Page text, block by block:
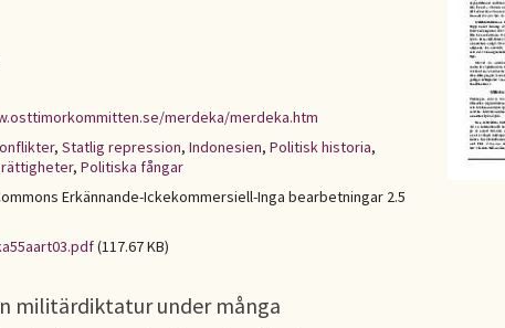
merdeka/merdeka.htm
, Statlig repression, Indonesien, Politisk historia,
rättigheter, Politiska fångar
Erkännande-Ickekommersiell-Inga bearbetningar 2.5
(117.67 KB)
militärdiktatur under många